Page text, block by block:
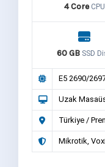
4 Core CPU
60 GB SSD
E5 2690/
Uzak
Türkiye /
Mikrotik,